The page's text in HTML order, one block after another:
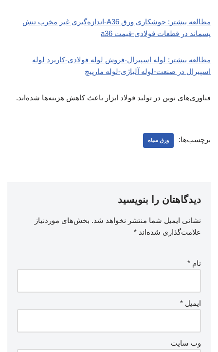
مطالعه بیشتر: جوشکاری ورق A36-اندازه‌گیری غیر مخرب تنش
پسماند در قطعات فولادی-قیمت a36
مطالعه بیشتر: لوله اسپیرال-فروش لوله فولادی-کاربرد لوله
اسپیرال در صنعت-لوله آلیاژی-لوله مارپیچ
فناوری‌های نوین در تولید فولاد ابزار باعث کاهش هزینه‌ها شده‌اند.
برچسب‌ها: ورق سیاه
دیدگاهتان را بنویسید
نشانی ایمیل شما منتشر نخواهد شد. بخش‌های موردنیاز
علامت‌گذاری شده‌اند *
نام *
ایمیل *
وب‌ سایت